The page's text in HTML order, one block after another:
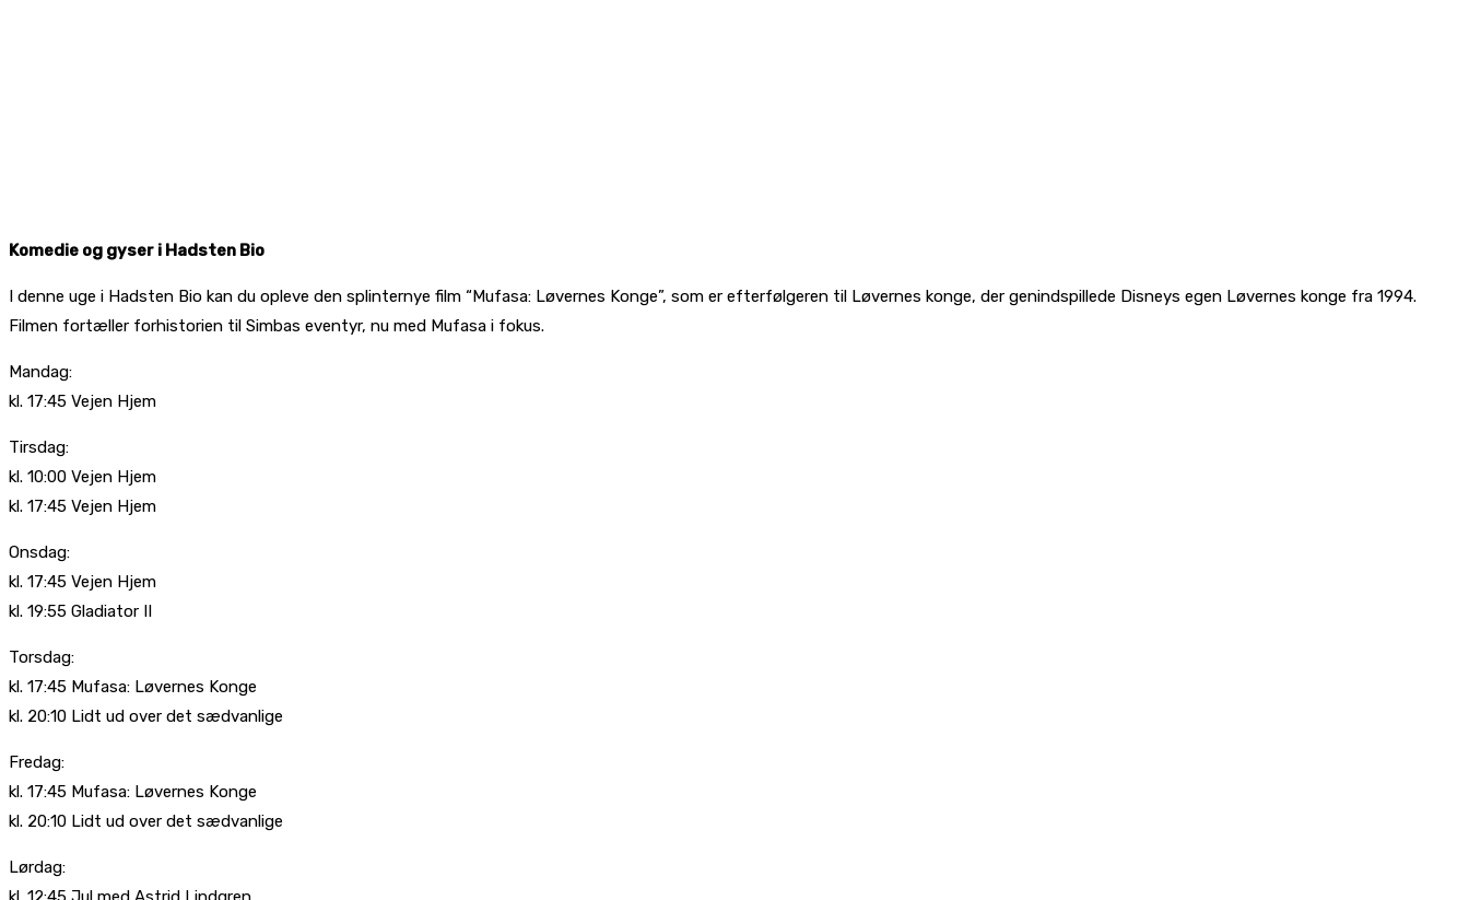
Komedie og gyser i Hadsten Bio
I denne uge i Hadsten Bio kan du opleve den splinternye film “Mufasa: Løvernes Konge”, som er efterfølgeren til Løvernes konge, der genindspillede Disneys egen Løvernes konge fra 1994.
Filmen fortæller forhistorien til Simbas eventyr, nu med Mufasa i fokus.
Mandag:
kl. 17:45 Vejen Hjem
Tirsdag:
kl. 10:00 Vejen Hjem
kl. 17:45 Vejen Hjem
Onsdag:
kl. 17:45 Vejen Hjem
kl. 19:55 Gladiator II
Torsdag:
kl. 17:45 Mufasa: Løvernes Konge
kl. 20:10 Lidt ud over det sædvanlige
Fredag:
kl. 17:45 Mufasa: Løvernes Konge
kl. 20:10 Lidt ud over det sædvanlige
Lørdag: